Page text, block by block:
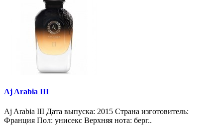
Aj Arabia III
Aj Arabia III Дата выпуска: 2015 Страна изготовитель:
Франция Пол: унисекс Верхняя нота: берг..